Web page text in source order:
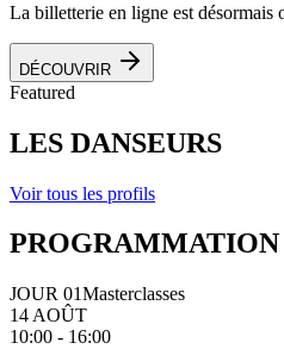
La billetterie en ligne est désormais
DÉCOUVRIR
Featured
LES DANSEURS
Voir tous les profils
PROGRAMMATION
JOUR 01Masterclasses
14 AOÛT
10:00 - 16:00